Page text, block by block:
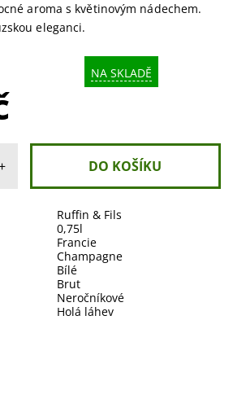
aroma s květinovým nádechem.
eleganci.
NA SKLADĚ
Ruffin & Fils
0,75l
Francie
Champagne
Bílé
Brut
Neročníkové
Holá láhev